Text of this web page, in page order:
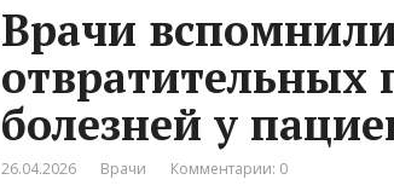
Врачи
отвратительных
болезней у
26.04.2026 Врачи Комментарии: 0